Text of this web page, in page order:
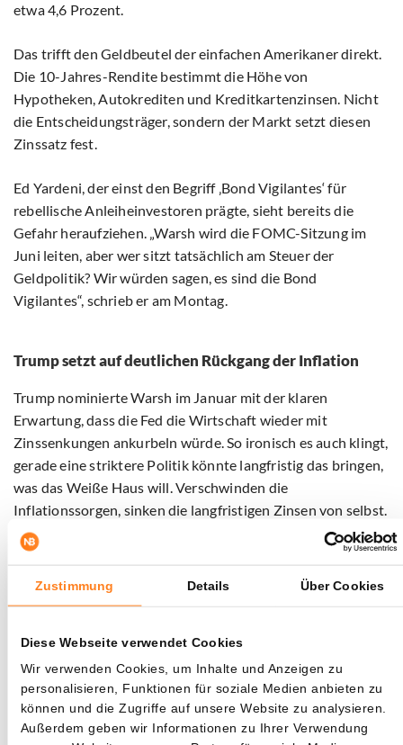
Zustimmung Details Über Cookies
Diese Webseite verwendet Cookies
Wir verwenden Cookies, um Inhalte und Anzeigen zu
personalisieren, Funktionen für soziale Medien anbieten zu
können und die Zugriffe auf unsere Website zu analysieren.
Außerdem geben wir Informationen zu Ihrer Verwendung
etwa 4,6 Prozent.
Das trifft den Geldbeutel der einfachen Amerikaner direkt.
Die 10-Jahres-Rendite bestimmt die Höhe von
Hypotheken, Autokrediten und Kreditkartenzinsen. Nicht
die Entscheidungsträger, sondern der Markt setzt diesen
Zinssatz fest.
Ed Yardeni, der einst den Begriff ‚Bond Vigilantes‘ für
rebellische Anleiheinvestoren prägte, sieht bereits die
Gefahr heraufziehen. „Warsh wird die FOMC-Sitzung im
Juni leiten, aber wer sitzt tatsächlich am Steuer der
Geldpolitik? Wir würden sagen, es sind die Bond
Vigilantes“, schrieb er am Montag.
Trump setzt auf deutlichen Rückgang der Inflation
Trump nominierte Warsh im Januar mit der klaren
Erwartung, dass die Fed die Wirtschaft wieder mit
Zinssenkungen ankurbeln würde. So ironisch es auch klingt,
gerade eine striktere Politik könnte langfristig das bringen,
was das Weiße Haus will. Verschwinden die
Inflationssorgen, sinken die langfristigen Zinsen von selbst.
Hypotheken werden günstiger und Unternehmen können
leichter Kredite aufnehmen.
mit Iran würde seiner Meinung nach den Ölfluss wieder in
Gang bringen. „Sobald dieser Krieg vorbei ist, und das wird
nicht mehr lange dauern, sinken die Ölpreise und der
Aktienmarkt steigt“, sagte er vergangene Woche zu
Reportern.